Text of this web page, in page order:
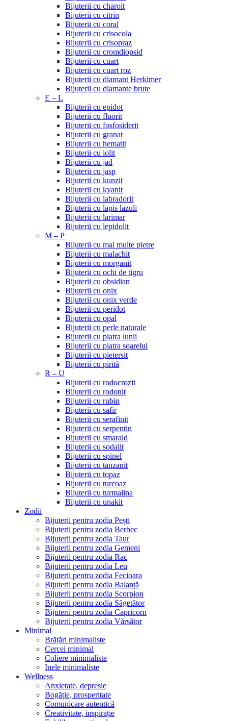
Bijuterii cu charoit
Bijuterii cu citrin
Bijuterii cu coral
Bijuterii cu crisocola
Bijuterii cu crisopraz
Bijuterii cu cromdiopsid
Bijuterii cu cuart
Bijuterii cu cuart roz
Bijuterii cu diamant Herkimer
Bijuterii cu diamante brute
E – L
Bijuterii cu epidot
Bijuterii cu fluorit
Bijuterii cu fosfosiderit
Bijuterii cu granat
Bijuterii cu hematit
Bijuterii cu iolit
Bijuterii cu jad
Bijuterii cu jasp
Bijuterii cu kunzit
Bijuterii cu kyanit
Bijuterii cu labradorit
Bijuterii cu lapis lazuli
Bijuterii cu larimar
Bijuterii cu lepidolit
M – P
Bijuterii cu mai multe pietre
Bijuterii cu malachit
Bijuterii cu morganit
Bijuterii cu ochi de tigru
Bijuterii cu obsidian
Bijuterii cu onix
Bijuterii cu onix verde
Bijuterii cu peridot
Bijuterii cu opal
Bijuterii cu perle naturale
Bijuterii cu piatra lunii
Bijuterii cu piatra soarelui
Bijuterii cu pietersit
Bijuterii cu pirită
R – U
Bijuterii cu rodocrozit
Bijuterii cu rodonit
Bijuterii cu rubin
Bijuterii cu safir
Bijuterii cu serafinit
Bijuterii cu serpentin
Bijuterii cu smarald
Bijuterii cu sodalit
Bijuterii cu spinel
Bijuterii cu tanzanit
Bijuterii cu topaz
Bijuterii cu turcoaz
Bijuterii cu turmalina
Bijuterii cu unakit
Zodii
Bijuterii pentru zodia Pești
Bijuterii pentru zodia Berbec
Bijuterii pentru zodia Taur
Bijuterii pentru zodia Gemeni
Bijuterii pentru zodia Rac
Bijuterii pentru zodia Leu
Bijuterii pentru zodia Fecioara
Bijuterii pentru zodia Balanță
Bijuterii pentru zodia Scorpion
Bijuterii pentru zodia Săgetător
Bijuterii pentru zodia Capricorn
Bijuterii pentru zodia Vărsător
Minimal
Brățări minimaliste
Cercei minimal
Coliere minimaliste
Inele minimaliste
Wellness
Anxietate, depresie
Bogăție, prosperitate
Comunicare autentică
Creativitate, inspirație